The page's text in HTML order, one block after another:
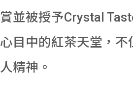
賞並被授予Crystal
心目中的紅茶天堂，
人精神。